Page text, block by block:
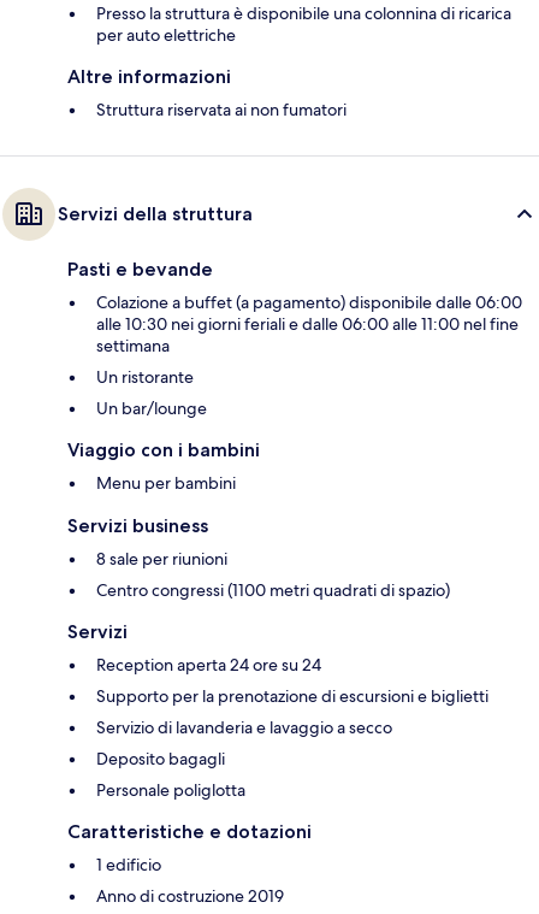
Presso la struttura è disponibile una colonnina di ricarica
per auto elettriche
Altre informazioni
Struttura riservata ai non fumatori
Servizi della struttura
Pasti e bevande
Colazione a buffet (a pagamento) disponibile dalle 06:00
alle 10:30 nei giorni feriali e dalle 06:00 alle 11:00 nel fine
settimana
Un ristorante
Un bar/lounge
Viaggio con i bambini
Menu per bambini
Servizi business
8 sale per riunioni
Centro congressi (1100 metri quadrati di spazio)
Servizi
Reception aperta 24 ore su 24
Supporto per la prenotazione di escursioni e biglietti
Servizio di lavanderia e lavaggio a secco
Deposito bagagli
Personale poliglotta
Caratteristiche e dotazioni
1 edificio
Anno di costruzione 2019